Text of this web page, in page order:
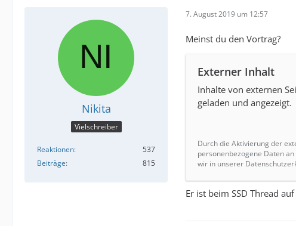
Nikita
Vielschreiber
Reaktionen
537
Beiträge
815
7. August 2019 um 12:57
Meinst du den Vortrag?
Externer Inhalt
Inhalte von externen
geladen und angezeigt.
Durch die Aktivierung der
personenbezogene Daten
wir in unserer
Er ist beim SSD Thread